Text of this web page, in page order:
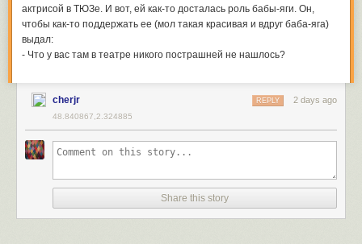
актрисой в ТЮЗе. И вот, ей как-то досталась роль бабы-яги. Он,
чтобы как-то поддержать ее (мол такая красивая и вдруг баба-яга)
выдал:
- Что у вас там в театре никого пострашней не нашлось?
cherjr 2 days ago
REPLY
48.840867,2.324885
Share this story